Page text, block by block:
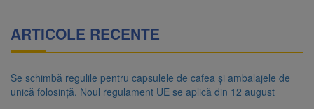
ARTICOLE RECENTE
Se schimbă regulile pentru capsulele de cafea și ambalajele de
unică folosință. Noul regulament UE se aplică din 12 august